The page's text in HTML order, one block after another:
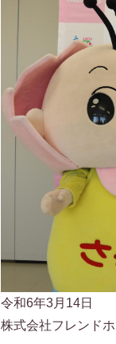
令和6年3月14日
株式会社フレンド